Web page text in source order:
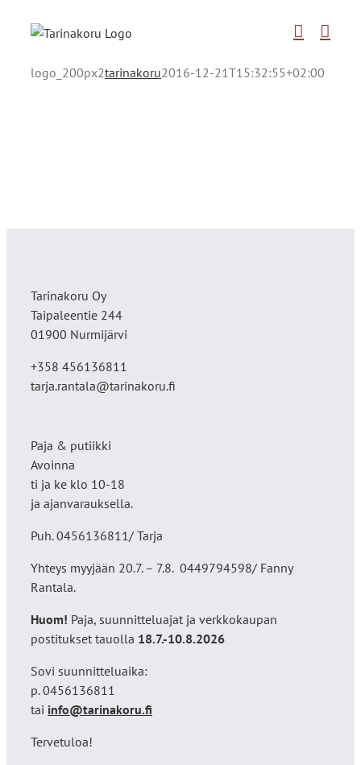
logo_200px2tarinakoru2016-12-21T15:32:55+02:00
Tarinakoru Oy
Taipaleentie 244
01900 Nurmijärvi
+358 456136811
tarja.rantala@tarinakoru.fi
Paja & putiikki
Avoinna
ti ja ke klo 10-18
ja ajanvarauksella.
Puh. 0456136811/ Tarja
Yhteys myyjään 20.7. – 7.8. 0449794598/ Fanny
Rantala.
Huom! Paja, suunnitteluajat ja verkkokaupan
postitukset tauolla 18.7.-10.8.2026
Sovi suunnitteluaika:
p. 0456136811
tai info@tarinakoru.fi
Tervetuloa!